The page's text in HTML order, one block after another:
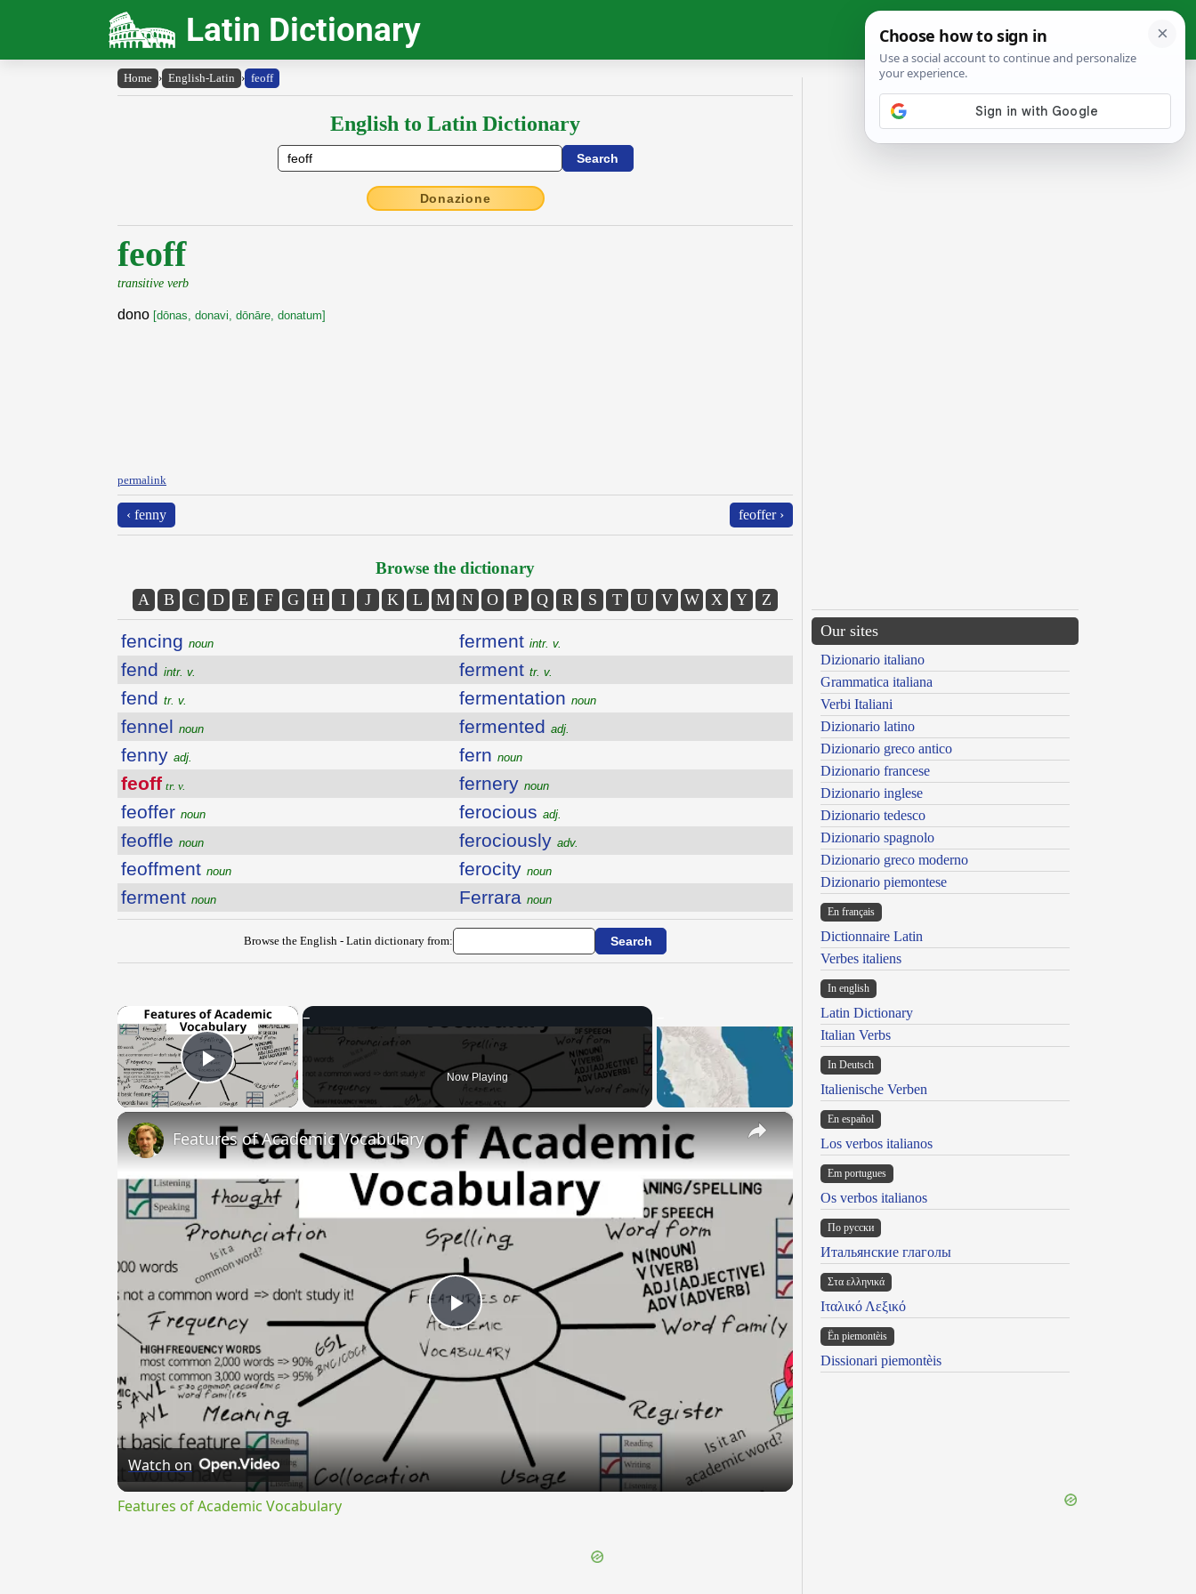
Latin Dictionary
Home › English-Latin › feoff
English to Latin Dictionary
Donazione
feoff
transitive verb
dono [dōnas, donavi, dōnāre, donatum]
permalink
‹ fenny feoffer ›
Browse the dictionary
A B C D E F G H I J K L M N O P Q R S T U V W X Y Z
fencing noun
fend intr. v.
fend tr. v.
fennel noun
fenny adj.
feoff tr. v.
feoffer noun
feoffle noun
feoffment noun
ferment noun
ferment intr. v.
ferment tr. v.
fermentation noun
fermented adj.
fern noun
fernery noun
ferocious adj.
ferociously adv.
ferocity noun
Ferrara noun
Browse the English - Latin dictionary from:
×
Play Video Now Playing
×
Play
Video
Features of Academic Vocabulary
Watch on
Features of Academic Vocabulary
Our sites
Dizionario italiano
Grammatica italiana
Verbi Italiani
Dizionario latino
Dizionario greco antico
Dizionario francese
Dizionario inglese
Dizionario tedesco
Dizionario spagnolo
Dizionario greco moderno
Dizionario piemontese
En français
Dictionnaire Latin
Verbes italiens
In english
Latin Dictionary
Italian Verbs
In Deutsch
Italienische Verben
En español
Los verbos italianos
Em portugues
Os verbos italianos
По русски
Итальянские глаголы
Στα ελληνικά
Ιταλικό Λεξικό
Ën piemontèis
Dissionari piemontèis